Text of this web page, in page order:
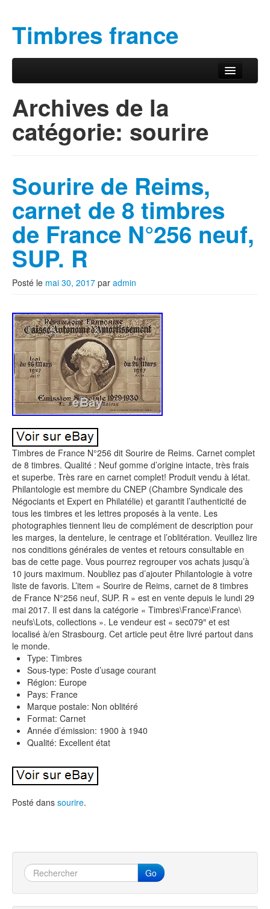
Timbres france
Menu principal
Archives de la
catégorie: sourire
Sourire de Reims,
carnet de 8 timbres
de France N°256 neuf,
SUP. R
Posté le mai 30, 2017 par admin
Timbres de France N°256 dit Sourire de Reims. Carnet complet
de 8 timbres. Qualité : Neuf gomme d’origine intacte, très frais
et superbe. Très rare en carnet complet! Produit vendu à létat.
Philantologie est membre du CNEP (Chambre Syndicale des
Négociants et Expert en Philatélie) et garantit l’authenticité de
tous les timbres et les lettres proposés à la vente. Les
photographies tiennent lieu de complément de description pour
les marges, la dentelure, le centrage et l’oblitération. Veuillez lire
nos conditions générales de ventes et retours consultable en
bas de cette page. Vous pourrez regrouper vos achats jusqu’à
10 jours maximum. Noubliez pas d’ajouter Philantologie à votre
liste de favoris. L’item « Sourire de Reims, carnet de 8 timbres
de France N°256 neuf, SUP. R » est en vente depuis le lundi 29
mai 2017. Il est dans la catégorie « Timbres\France\France\
neufs\Lots, collections ». Le vendeur est « sec079″ et est
localisé à/en Strasbourg. Cet article peut être livré partout dans
le monde.
Type: Timbres
Sous-type: Poste d’usage courant
Région: Europe
Pays: France
Marque postale: Non oblitéré
Format: Carnet
Année d’émission: 1900 à 1940
Qualité: Excellent état
Posté dans sourire.
Go